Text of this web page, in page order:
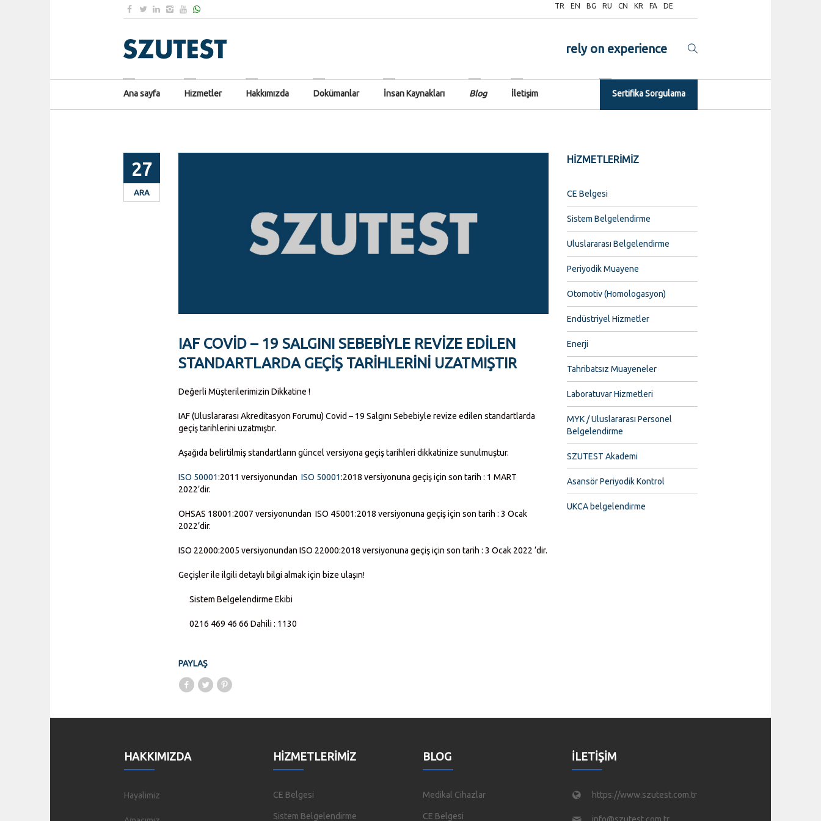
TR EN BG RU CN KR FA DE
rely on experience
Ana sayfa Hizmetler Hakkımızda Dokümanlar İnsan Kaynakları Blog İletişim Sertifika Sorgulama
27
ARA
IAF COVID – 19 SALGINI SEBEBIYLE REVIZE EDILEN
STANDARTLARDA GEÇIŞ TARIHLERINI UZATMIŞTIR
Değerli Müşterilerimizin Dikkatine !
IAF (Uluslararası Akreditasyon Forumu) Covid – 19 Salgını Sebebiyle revize edilen standartlarda
geçiş tarihlerini uzatmıştır.
Aşağıda belirtilmiş standartların güncel versiyona geçiş tarihleri dikkatinize sunulmuştur.
ISO 50001:2011 versiyonundan ISO 50001:2018 versiyonuna geçiş için son tarih : 1 MART
2022’dir.
OHSAS 18001:2007 versiyonundan ISO 45001:2018 versiyonuna geçiş için son tarih : 3 Ocak
2022’dir.
ISO 22000:2005 versiyonundan ISO 22000:2018 versiyonuna geçiş için son tarih : 3 Ocak 2022 ‘dir.
Geçişler ile ilgili detaylı bilgi almak için bize ulaşın!
Sistem Belgelendirme Ekibi
0216 469 46 66 Dahili : 1130
PAYLAŞ
HİZMETLERİMİZ
CE Belgesi
Sistem Belgelendirme
Uluslararası Belgelendirme
Periyodik Muayene
Otomotiv (Homologasyon)
Endüstriyel Hizmetler
Enerji
Tahribatsız Muayeneler
Laboratuvar Hizmetleri
MYK / Uluslararası Personel
Belgelendirme
SZUTEST Akademi
Asansör Periyodik Kontrol
UKCA belgelendirme
HAKKIMIZDA
Hayalimiz
HIZMETLERIMIZ
CE Belgesi
Sistem Belgelendirme
BLOG
Medikal Cihazlar
CE Belgesi
İLETIŞIM
https://www.szutest.com.tr